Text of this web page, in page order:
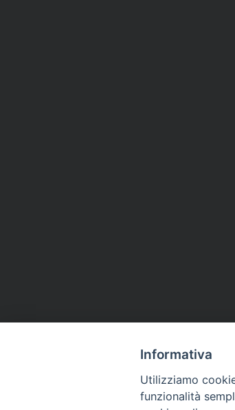
Informativa
Utilizziamo
funzionalità